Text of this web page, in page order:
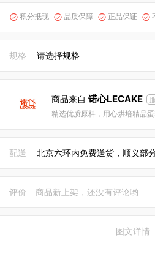
 积分抵现  品质保障  正品保证 
规格 请选择规格
商品来自 诺心LECAKE
精选优质原料，用心烘培精品蛋
配送 北京六环内免费送货，顺义部
评价 商品新上架，还没有评论哟
图文详情